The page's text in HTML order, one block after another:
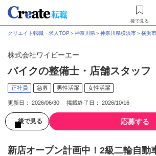
後で見る
クリエイト転職・求人TOP ＞神奈川県＞神奈川県横浜市＞横浜
株式会社ワイビーエー
バイクの整備士・店舗スタッフ
正社員 急募 男性活躍 女性活躍
更新日： 2026/06/30 掲載終了日： 2026/10/16
後で見る 応募する
新店オープン計画中！2級二輪自動